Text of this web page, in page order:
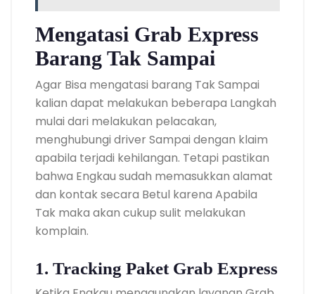
Mengatasi Grab Express
Barang Tak Sampai
Agar Bisa mengatasi barang Tak Sampai
kalian dapat melakukan beberapa Langkah
mulai dari melakukan pelacakan,
menghubungi driver Sampai dengan klaim
apabila terjadi kehilangan. Tetapi pastikan
bahwa Engkau sudah memasukkan alamat
dan kontak secara Betul karena Apabila
Tak maka akan cukup sulit melakukan
komplain.
1. Tracking Paket Grab Express